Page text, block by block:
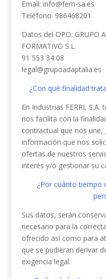
Email: info@ferri-sa.es
Teléfono: 986468201
Datos del DPO: GRUPO
FORMATIVO S.L.
91 553 34 08
legal@grupoadaptalia.es
¿Con qué finalidad
En Industrias FERRI,
nos facilita con la
contractual que nos une,
información que nos
ofertas de nuestros
interés y/o gestionar su
¿Por cuánto tiempo
Sus datos, serán
necesario para la
ofrecido así como para
que se pudieran derivar
exigencia legal.